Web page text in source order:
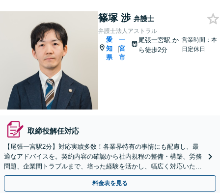
篠塚 渉 弁護士
弁護士法人アストラル
愛
知
県
|
一
宮
市
尾張一宮駅 か
ら徒歩2分
営業時間：本
日定休日
取締役解任対応
【尾張一宮駅2分】対応実績多数！各業界特有の事情にも配慮し、最
適なアドバイスを。契約内容の確認から社内規程の整備・構築、労務
問題、企業間トラブルまで、培った経験を活かし、幅広く対応いたし
ます【オンライン面談OK（顧問締結後）】
料金表を見る